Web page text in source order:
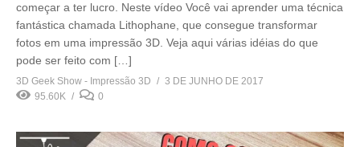
começar a ter lucro. Neste vídeo Você vai aprender uma técnica
fantástica chamada Lithophane, que consegue transformar
fotos em uma impressão 3D. Veja aqui várias idéias do que
pode ser feito com […]
3D Geek Show - Impressão 3D
3 DE JUNHO DE 2017
95.60K
0